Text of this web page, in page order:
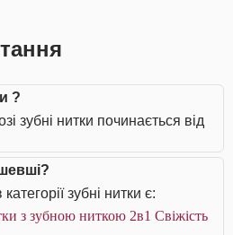
?
зубні нитки починається від
зубні нитки є:
з зубною ниткою 2в1 Свіжість